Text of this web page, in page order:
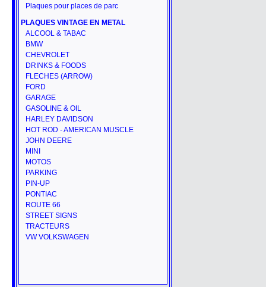
Plaques pour places de parc
PLAQUES VINTAGE EN METAL
ALCOOL & TABAC
BMW
CHEVROLET
DRINKS & FOODS
FLECHES (ARROW)
FORD
GARAGE
GASOLINE & OIL
HARLEY DAVIDSON
HOT ROD - AMERICAN MUSCLE
JOHN DEERE
MINI
MOTOS
PARKING
PIN-UP
PONTIAC
ROUTE 66
STREET SIGNS
TRACTEURS
VW VOLKSWAGEN